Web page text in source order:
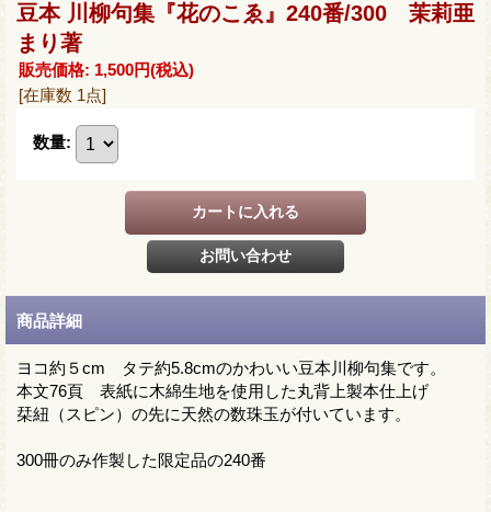
豆本 川柳句集『花のこゑ』240番/300 茉莉亜
まり著
販売価格: 1,500円(税込)
[在庫数 1点]
数量:
商品詳細
ヨコ約５cm タテ約5.8cmのかわいい豆本川柳句集です。
本文76頁 表紙に木綿生地を使用した丸背上製本仕上げ
栞紐（スピン）の先に天然の数珠玉が付いています。
300冊のみ作製した限定品の240番